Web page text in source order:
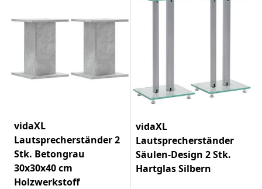
vidaXL
Lautsprecherständer 2
Stk. Betongrau
30x30x40 cm
Holzwerkstoff
vidaXL
Lautsprecherständer
Säulen-Design 2 Stk.
Hartglas Silbern